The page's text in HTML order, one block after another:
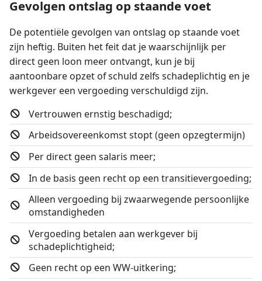
Gevolgen ontslag op staande voet
De potentiële gevolgen van ontslag op staande voet
zijn heftig. Buiten het feit dat je waarschijnlijk per
direct geen loon meer ontvangt, kun je bij
aantoonbare opzet of schuld zelfs schadeplichtig en je
werkgever een vergoeding verschuldigd zijn.
Vertrouwen ernstig beschadigd;
Arbeidsovereenkomst stopt (geen opzegtermijn)
Per direct geen salaris meer;
In de basis geen recht op een transitievergoeding;
Alleen vergoeding bij zwaarwegende persoonlijke
omstandigheden
Vergoeding betalen aan werkgever bij
schadeplichtigheid;
Geen recht op een WW-uitkering;